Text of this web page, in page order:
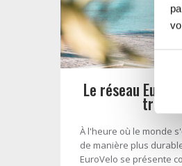
Le réseau
travers
À l'heure où le monde
de manière plus
EuroVelo se présente